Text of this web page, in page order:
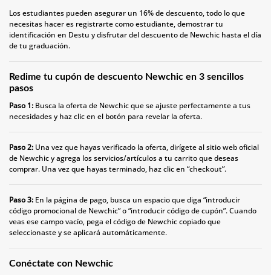
Los estudiantes pueden asegurar un 16% de descuento, todo lo que
necesitas hacer es registrarte como estudiante, demostrar tu
identificación en Destu y disfrutar del descuento de Newchic hasta el día
de tu graduación.
Redime tu cupón de descuento Newchic en 3 sencillos
pasos
Paso 1: Busca la oferta de Newchic que se ajuste perfectamente a tus
necesidades y haz clic en el botón para revelar la oferta.
Paso 2: Una vez que hayas verificado la oferta, dirígete al sitio web oficial
de Newchic y agrega los servicios/artículos a tu carrito que deseas
comprar. Una vez que hayas terminado, haz clic en “checkout”.
Paso 3: En la página de pago, busca un espacio que diga “introducir
código promocional de Newchic” o “introducir código de cupón”. Cuando
veas ese campo vacío, pega el código de Newchic copiado que
seleccionaste y se aplicará automáticamente.
Conéctate con Newchic